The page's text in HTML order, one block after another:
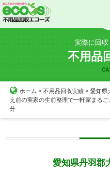
Skip
to
実際に回収
不用品
ホーム > 不用品回収実績 > 愛知県
え前の実家の生前整理で一軒家まる
分
愛知県丹羽郡